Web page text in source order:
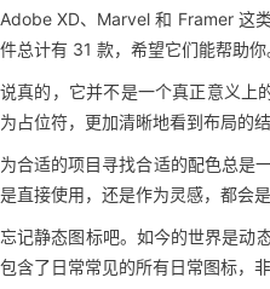
Adobe XD、Marvel 和 Framer 这
件总计有 31 款，希望它们能帮助你
说真的，它并不是一个真正意义上
为占位符，更加清晰地看到布局的
为合适的项目寻找合适的配色总是
是直接使用，还是作为灵感，都会是
忘记静态图标吧。如今的世界是动
包含了日常常见的所有日常图标，非